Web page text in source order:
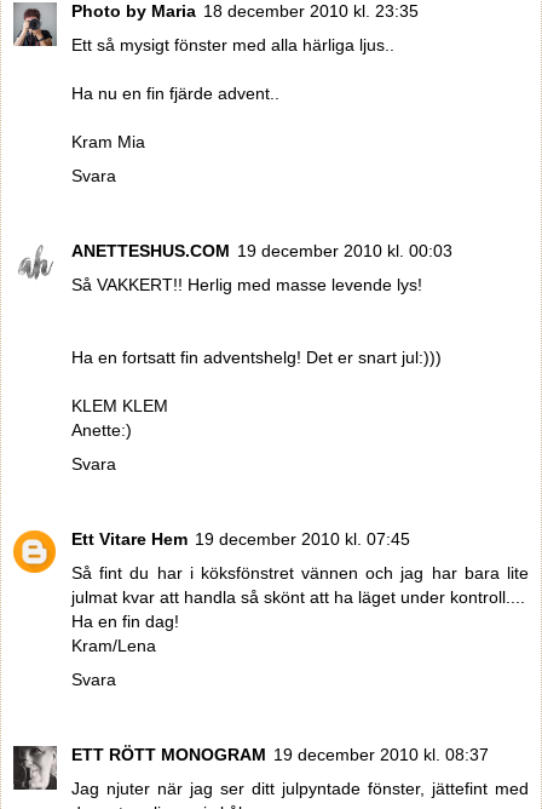
Photo by Maria 18 december 2010 kl. 23:35
Ett så mysigt fönster med alla härliga ljus..
Ha nu en fin fjärde advent..
Kram Mia
Svara
ANETTESHUS.COM 19 december 2010 kl. 00:03
Så VAKKERT!! Herlig med masse levende lys!
Ha en fortsatt fin adventshelg! Det er snart jul:)))
KLEM KLEM
Anette:)
Svara
Ett Vitare Hem 19 december 2010 kl. 07:45
Så fint du har i köksfönstret vännen och jag har bara lite
julmat kvar att handla så skönt att ha läget under kontroll....
Ha en fin dag!
Kram/Lena
Svara
ETT RÖTT MONOGRAM 19 december 2010 kl. 08:37
Jag njuter när jag ser ditt julpyntade fönster, jättefint med